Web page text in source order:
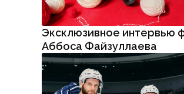
Эксклюзивное интервью
Аббоса Файзуллаева